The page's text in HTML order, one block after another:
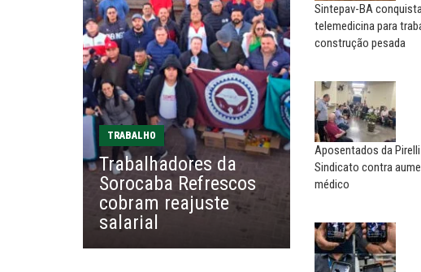
TRABALHO
Trabalhadores da
Sorocaba Refrescos
cobram reajuste
salarial
Sintepav-BA
telemedicina para
construção pesada
Aposentados da
Sindicato contra
médico
MARIA AUXILIADORA
Agosto Lilás: todos e todas no
combate à...
EDUARDO ANNUNCIATO CHICÃO
Sem salário digno e proteção
social, não existe...
EUSÉBIO PINTO NETO
A fortaleza do sindicato
MARCOS VERLAINE
Nem reconstruir, nem
reinventar, o sindicalismo
precisa voltar...
MIGUEL TORRES
A luta continua: agora o foco é
o...
CARLOS LOPES
O resgate do nosso Estado
Nacional; por Carlos...